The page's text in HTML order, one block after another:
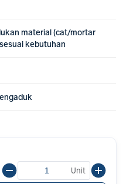
material (cat/mortar
kebutuhan
Unit